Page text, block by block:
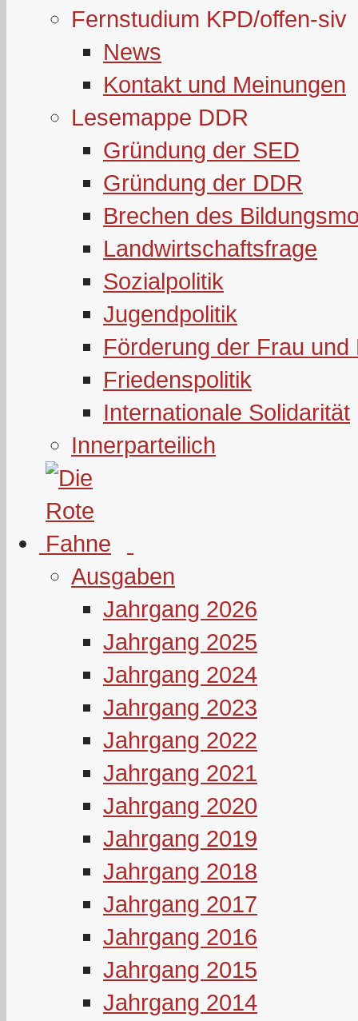
Fernstudium KPD/offen-siv
News
Kontakt und Meinungen
Lesemappe DDR
Gründung der SED
Gründung der DDR
Brechen des
Landwirtschaftsfrage
Sozialpolitik
Jugendpolitik
Förderung der Frau und
Friedenspolitik
Internationale Solidarität
Innerparteilich
Ausgaben
Jahrgang 2026
Jahrgang 2025
Jahrgang 2024
Jahrgang 2023
Jahrgang 2022
Jahrgang 2021
Jahrgang 2020
Jahrgang 2019
Jahrgang 2018
Jahrgang 2017
Jahrgang 2016
Jahrgang 2015
Jahrgang 2014